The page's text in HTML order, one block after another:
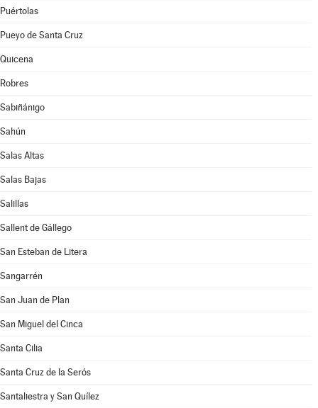
Puértolas
Pueyo de Santa Cruz
Quicena
Robres
Sabiñánigo
Sahún
Salas Altas
Salas Bajas
Salillas
Sallent de Gállego
San Esteban de Litera
Sangarrén
San Juan de Plan
San Miguel del Cinca
Santa Cilia
Santa Cruz de la Serós
Santaliestra y San Quílez